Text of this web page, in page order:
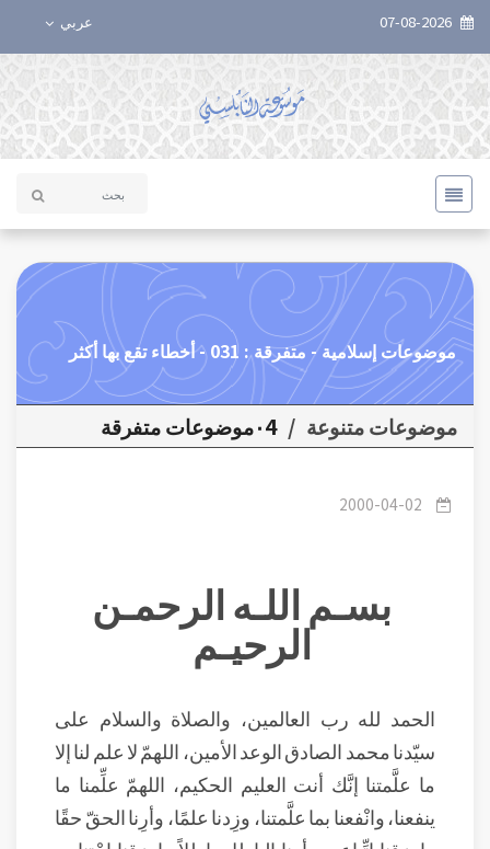
عربي
موضوعات إسلامية - متفرقة : 031 - أخطاء تقع بها أكثر
النساء 1 - الذهاب للسحرة والمشعوذين
موضوعات متنوعة / ٠4موضوعات متفرقة
2000-04-02
بسـم اللـه الرحمـن
الرحيـم
الحمد لله رب العالمين، والصلاة والسلام على
سيّدنا محمد الصادق الوعد الأمين، اللهمّ لا علم لنا إلا
ما علَّمتنا إنَّك أنت العليم الحكيم، اللهمّ علِّمنا ما
ينفعنا، وانْفعنا بما علَّمتنا، وزِدنا علمًا، وأرِنا الحقّ حقًا